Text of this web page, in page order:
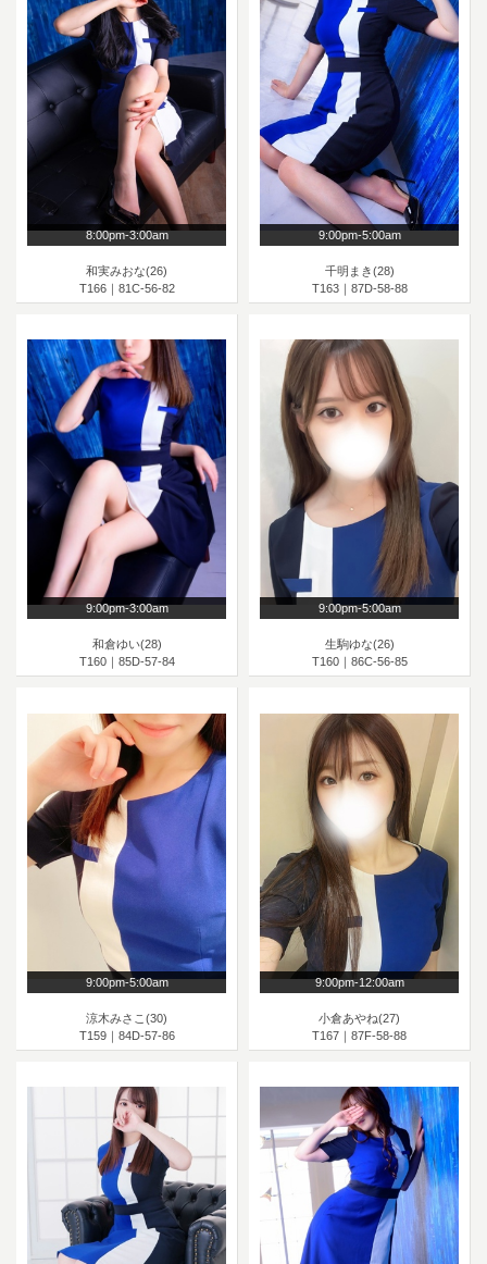
8:00pm-3:00am
和実みおな(26)
T166｜81C-56-82
9:00pm-5:00am
千明まき(28)
T163｜87D-58-88
9:00pm-3:00am
和倉ゆい(28)
T160｜85D-57-84
9:00pm-5:00am
生駒ゆな(26)
T160｜86C-56-85
9:00pm-5:00am
涼木みさこ(30)
T159｜84D-57-86
9:00pm-12:00am
小倉あやね(27)
T167｜87F-58-88